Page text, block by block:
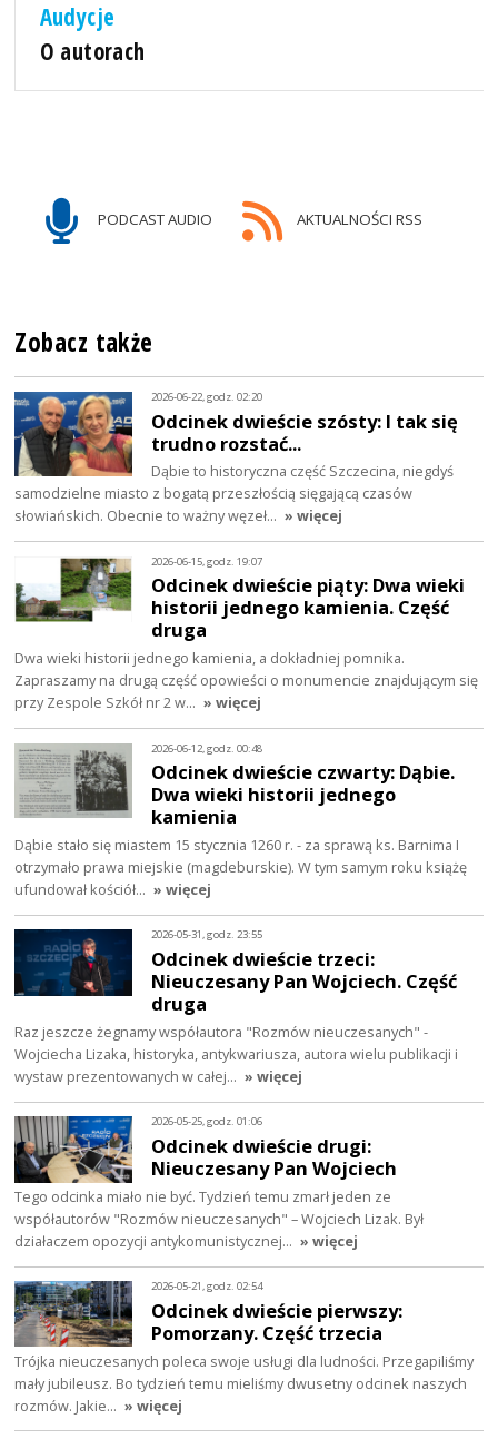
Audycje
O autorach
PODCAST AUDIO AKTUALNOŚCI RSS
Zobacz także
2026-06-22, godz. 02:20
Odcinek dwieście szósty: I tak się
trudno rozstać...
Dąbie to historyczna część Szczecina, niegdyś
samodzielne miasto z bogatą przeszłością sięgającą czasów
słowiańskich. Obecnie to ważny węzeł… » więcej
2026-06-15, godz. 19:07
Odcinek dwieście piąty: Dwa wieki
historii jednego kamienia. Część
druga
Dwa wieki historii jednego kamienia, a dokładniej pomnika.
Zapraszamy na drugą część opowieści o monumencie znajdującym się
przy Zespole Szkół nr 2 w… » więcej
2026-06-12, godz. 00:48
Odcinek dwieście czwarty: Dąbie.
Dwa wieki historii jednego
kamienia
Dąbie stało się miastem 15 stycznia 1260 r. - za sprawą ks. Barnima I
otrzymało prawa miejskie (magdeburskie). W tym samym roku książę
ufundował kościół… » więcej
2026-05-31, godz. 23:55
Odcinek dwieście trzeci:
Nieuczesany Pan Wojciech. Część
druga
Raz jeszcze żegnamy współautora "Rozmów nieuczesanych" -
Wojciecha Lizaka, historyka, antykwariusza, autora wielu publikacji i
wystaw prezentowanych w całej… » więcej
2026-05-25, godz. 01:06
Odcinek dwieście drugi:
Nieuczesany Pan Wojciech
Tego odcinka miało nie być. Tydzień temu zmarł jeden ze
współautorów "Rozmów nieuczesanych" – Wojciech Lizak. Był
działaczem opozycji antykomunistycznej… » więcej
2026-05-21, godz. 02:54
Odcinek dwieście pierwszy:
Pomorzany. Część trzecia
Trójka nieuczesanych poleca swoje usługi dla ludności. Przegapiliśmy
mały jubileusz. Bo tydzień temu mieliśmy dwusetny odcinek naszych
rozmów. Jakie… » więcej